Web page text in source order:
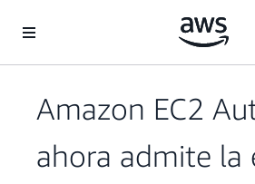
Amazon EC2
ahora admite la